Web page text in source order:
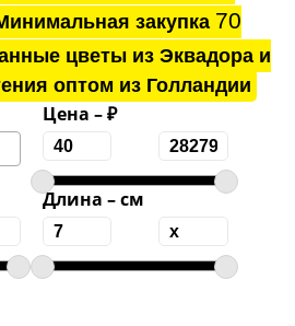
закупка 70
цветы из Эквадора и
оптом из Голландии
Цена – ₽
Длина – см